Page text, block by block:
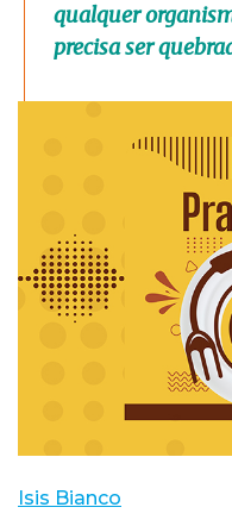
qualquer
precisa ser
Isis Bianco